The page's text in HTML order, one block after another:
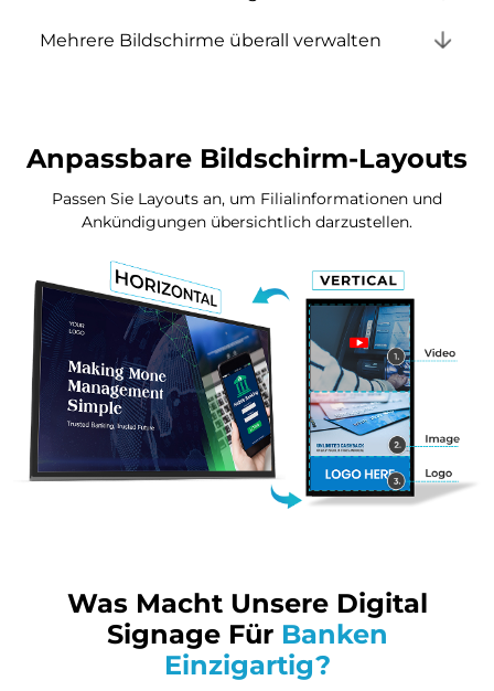
Mehrere Bildschirme überall verwalten
Anpassbare Bildschirm-Layouts
Passen Sie Layouts an, um Filialinformationen und
Ankündigungen übersichtlich darzustellen.
Was Macht Unsere Digital
Signage Für Banken
Einzigartig?